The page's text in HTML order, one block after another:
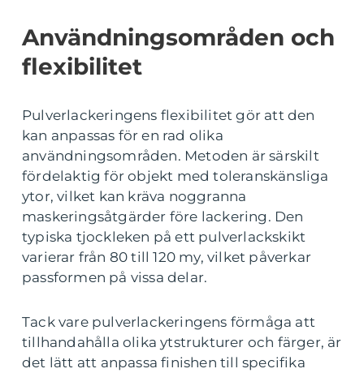
Användningsområden och
flexibilitet
Pulverlackeringens flexibilitet gör att den
kan anpassas för en rad olika
användningsområden. Metoden är särskilt
fördelaktig för objekt med toleranskänsliga
ytor, vilket kan kräva noggranna
maskeringsåtgärder före lackering. Den
typiska tjockleken på ett pulverlackskikt
varierar från 80 till 120 my, vilket påverkar
passformen på vissa delar.
Tack vare pulverlackeringens förmåga att
tillhandahålla olika ytstrukturer och färger, är
det lätt att anpassa finishen till specifika